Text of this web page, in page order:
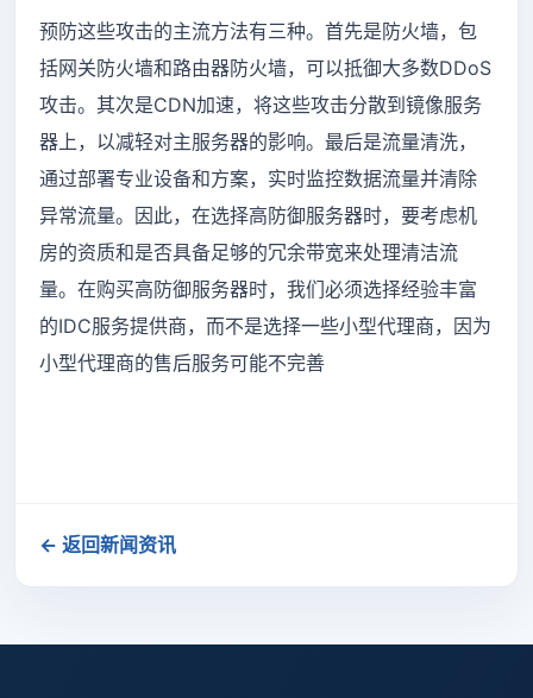
预防这些攻击的主流方法有三种。首先是防火墙，包
括网关防火墙和路由器防火墙，可以抵御大多数DDoS
攻击。其次是CDN加速，将这些攻击分散到镜像服务
器上，以减轻对主服务器的影响。最后是流量清洗，
通过部署专业设备和方案，实时监控数据流量并清除
异常流量。因此，在选择高防御服务器时，要考虑机
房的资质和是否具备足够的冗余带宽来处理清洁流
量。在购买高防御服务器时，我们必须选择经验丰富
的IDC服务提供商，而不是选择一些小型代理商，因为
小型代理商的售后服务可能不完善
← 返回新闻资讯